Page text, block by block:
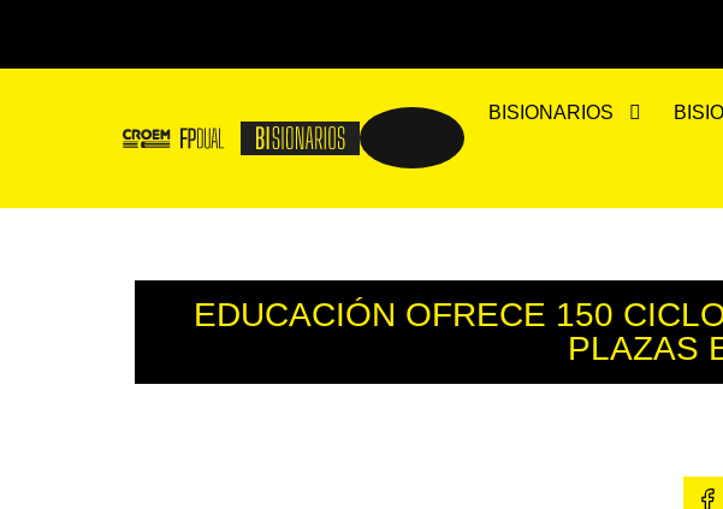
BISIONARIOS
EDUCACIÓN OFRECE 150
PLAZAS